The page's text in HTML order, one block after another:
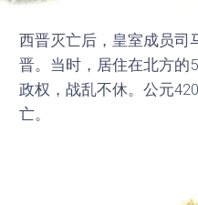
西晋灭亡后，皇室成员司
晋。当时，居住在北方的
政权，战乱不休。公元
亡。